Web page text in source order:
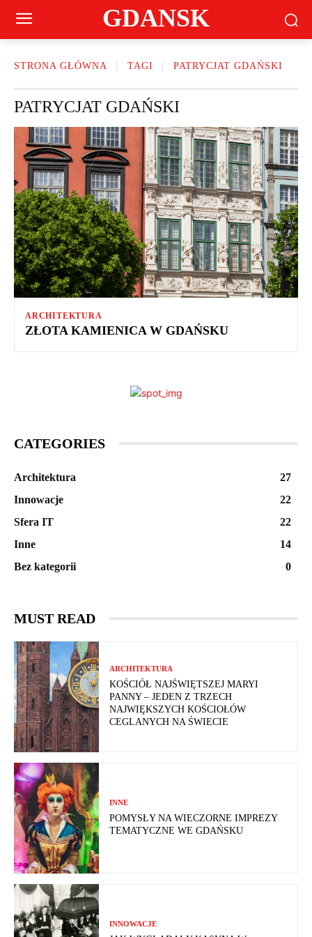
GDANSK
STRONA GŁÓWNA TAGI PATRYCJAT GDAŃSKI
PATRYCJAT GDAŃSKI
ARCHITEKTURA
ZŁOTA KAMIENICA W GDAŃSKU
CATEGORIES
Architektura
27
Innowacje
22
Sfera IT
22
Inne
14
Bez kategorii
0
MUST READ
ARCHITEKTURA
KOŚCIÓŁ NAJŚWIĘTSZEJ MARYI
PANNY – JEDEN Z TRZECH
NAJWIĘKSZYCH KOŚCIOŁÓW
CEGLANYCH NA ŚWIECIE
INNE
POMYSŁY NA WIECZORNE IMPREZY
TEMATYCZNE WE GDAŃSKU
INNOWACJE